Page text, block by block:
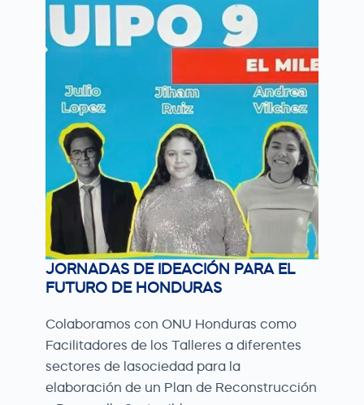
JORNADAS DE IDEACIÓN PARA EL
FUTURO DE HONDURAS
Colaboramos con ONU Honduras como
Facilitadores de los Talleres a diferentes
sectores de lasociedad para la
elaboración de un Plan de Reconstrucción